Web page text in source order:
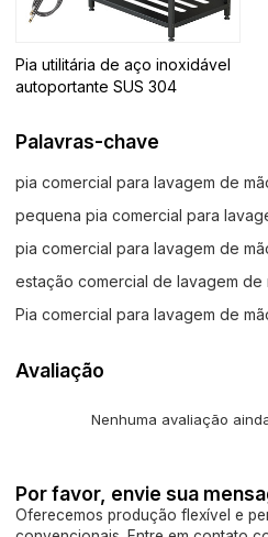
Pia utilitária de aço inoxidável
autoportante SUS 304
Palavras-chave
pia comercial para lavagem de
pequena pia comercial para
pia comercial para lavagem de
estação comercial de lavagem de
Pia comercial para lavagem de
Avaliação
Nenhuma avaliação
Por favor, envie sua
Oferecemos produção flexível e